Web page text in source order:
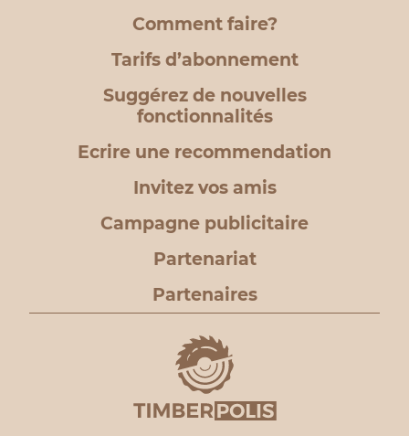
Comment faire?
Tarifs d’abonnement
Suggérez de nouvelles
fonctionnalités
Ecrire une recommendation
Invitez vos amis
Campagne publicitaire
Partenariat
Partenaires